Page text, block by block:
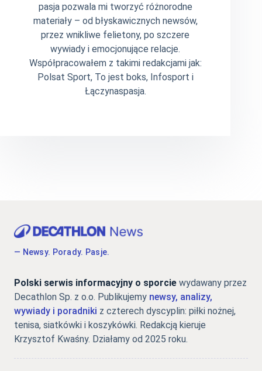
pasja pozwala mi tworzyć różnorodne
materiały – od błyskawicznych newsów,
przez wnikliwe felietony, po szczere
wywiady i emocjonujące relacje.
Współpracowałem z takimi redakcjami jak:
Polsat Sport, To jest boks, Infosport i
Łączynaspasja.
— Newsy. Porady. Pasje.
Polski serwis informacyjny o sporcie wydawany przez
Decathlon Sp. z o.o. Publikujemy newsy, analizy,
wywiady i poradniki z czterech dyscyplin: piłki nożnej,
tenisa, siatkówki i koszykówki. Redakcją kieruje
Krzysztof Kwaśny. Działamy od 2025 roku.